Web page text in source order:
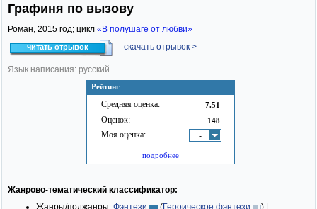
Рейтинг
Средняя оценка: 7.51
Оценок: 148
Моя оценка: -
подробнее
Графиня по вызову
Роман, 2015 год; цикл «В полушаге от любви»
читать отрывок скачать отрывок >
Язык написания: русский
Жанрово-тематический классификатор:
Жанры/поджанры: Фэнтези (Героическое фэнтези ) |